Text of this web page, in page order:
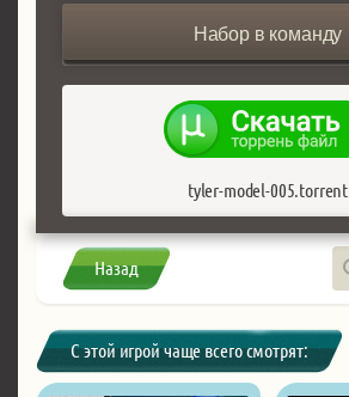
Набор в команду
tyler-model-005.torrent
Назад
С этой игрой чаще всего смотрят: